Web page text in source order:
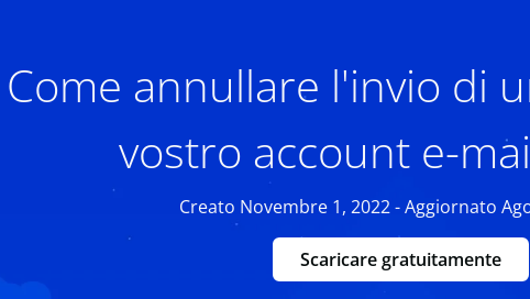
Come annullare l'invio di
vostro account e-
Creato Novembre 1, 2022 - Aggiornato
Scaricare gratuitamente